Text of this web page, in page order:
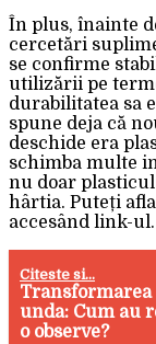
În plus, înainte
cercetări
se confirme
utilizării pe
durabilitatea sa
spune deja că
deschide era
schimba multe
nu doar
hârtia. Puteți
accesând link-ul.
Citeste si...
unda: Cum au
o observe?